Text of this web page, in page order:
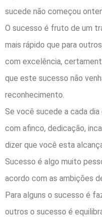
sucede não começou
O sucesso é fruto de um
mais rápido que para
com excelência,
que este sucesso não
reconhecimento.
Se você sucede a cada dia
com afinco, dedicação,
dizer que você esta
Sucesso é algo muito
acordo com as ambições
Para alguns o sucesso é
outros o sucesso é